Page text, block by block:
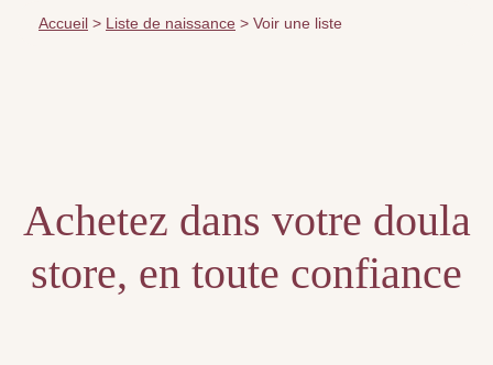
Accueil > Liste de naissance > Voir une liste
Achetez dans votre doula
store, en toute confiance